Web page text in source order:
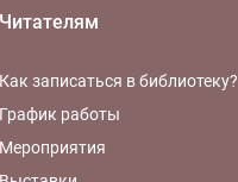
Читателям
Как записаться в библиотеку?
График работы
Мероприятия